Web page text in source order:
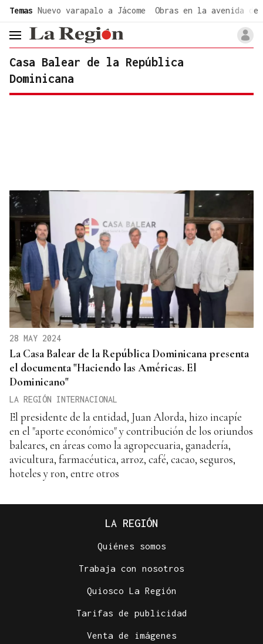
Temas Nuevo varapalo a Jácome Obras en la avenida de
header.menu.open
Casa Balear de la República
Dominicana
28 MAY 2024
La Casa Balear de la República Dominicana presenta
el documenta "Haciendo las Américas. El
Dominicano"
LA REGIÓN INTERNACIONAL
El presidente de la entidad, Juan Alorda, hizo incapíe
en el "aporte económico" y contribución de los oriundos
baleares, en áreas como la agropecuaria, ganadería,
avicultura, farmacéutica, arroz, café, cacao, seguros,
hoteles y ron, entre otros
LA REGIÓN
Quiénes somos
Trabaja con nosotros
Quiosco La Región
Tarifas de publicidad
Venta de imágenes